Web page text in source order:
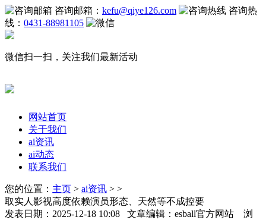
咨询邮箱： kefu@qiye126.com
咨询热
线： 0431-88981105
微信扫一扫，关注我们最新活动
网站首页
关于我们
ai资讯
ai动态
联系我们
您的位置： 主页 > ai资讯 > >
取实人影视高度依赖演员形态、天然等不成控要
发表日期：2025-12-18 10:08 文章编辑：esball官方网站 浏